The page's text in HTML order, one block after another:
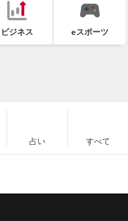
ビジネス eスポーツ
占い すべて